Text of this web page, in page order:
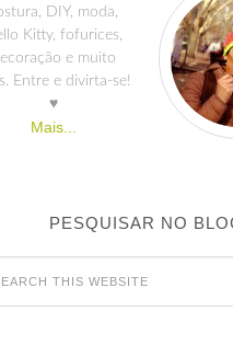
DIY, moda,
Kitty, fofurices,
e muito
Entre e divirta-se!
♥
Mais...
PESQUISAR NO